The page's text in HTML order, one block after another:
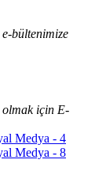
bültenimize
olmak için E-